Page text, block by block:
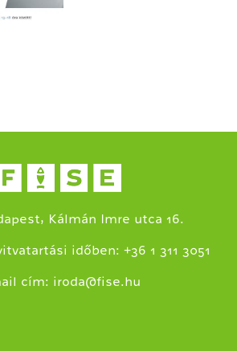
Kálmán Imre utca 16.
időben: +36 1 311 3051
cím: iroda@fise.hu